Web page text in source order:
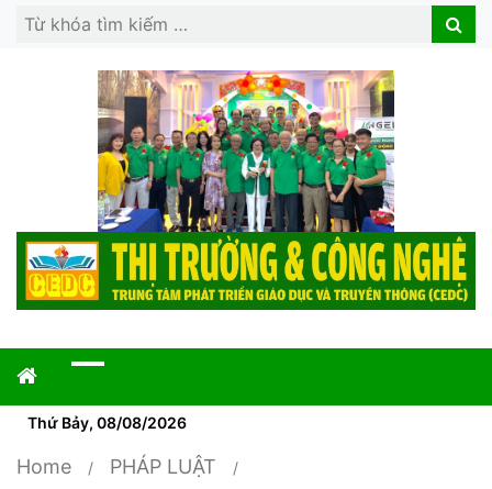
Search
Search
Thứ Bảy, 08/08/2026
Home
PHÁP LUẬT